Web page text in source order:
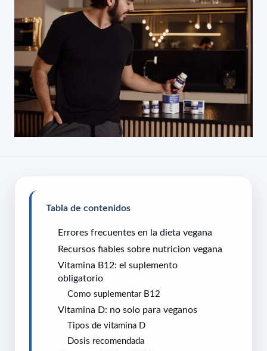
Tabla de contenidos
Errores frecuentes en la dieta vegana
Recursos fiables sobre nutricion vegana
Vitamina B12: el suplemento
obligatorio
Como suplementar B12
Vitamina D: no solo para veganos
Tipos de vitamina D
Dosis recomendada